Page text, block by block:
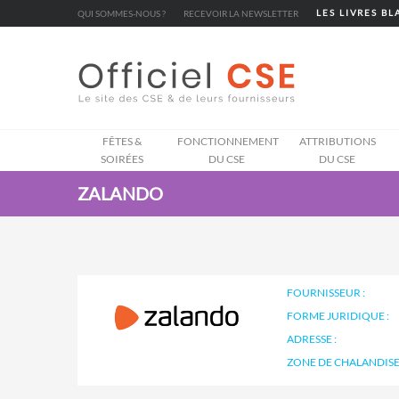
QUI SOMMES-NOUS ? RECEVOIR LA NEWSLETTER LES LIVRES
FÊTES &
SOIRÉES
FONCTIONNEMENT
DU CSE
ATTRIBUTIONS
DU CSE
ZALANDO
FOURNISSEUR :
FORME JURIDIQUE :
ADRESSE :
ZONE DE
Cookies management panel